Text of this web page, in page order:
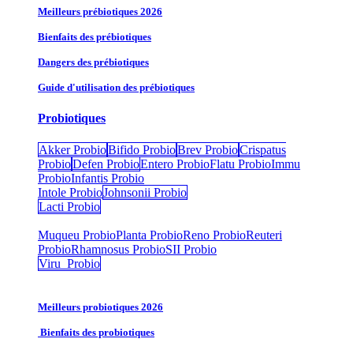
Meilleurs prébiotiques 2026
Bienfaits des prébiotiques
Dangers des prébiotiques
Guide d'utilisation des prébiotiques
Probiotiques
Akker ProbioBifido ProbioBrev ProbioCrispatus
ProbioDefen ProbioEntero Probio​Flatu Probio​Immu
ProbioInfantis Probio
Intole ProbioJohnsonii Probio
Lacti Probio
Muqueu ProbioPlanta ProbioReno ProbioReuteri
ProbioRhamnosus ProbioSII Probio
Viru Probio
Meilleurs probiotiques 2026
Bienfaits des probiotiques